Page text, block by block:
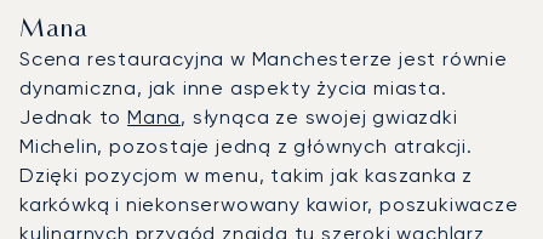
Mana
Scena restauracyjna w Manchesterze jest równie
dynamiczna, jak inne aspekty życia miasta.
Jednak toMana, słynąca ze swojej gwiazdki
Michelin, pozostaje jedną z głównych atrakcji.
Dzięki pozycjom w menu, takim jak kaszanka z
karkówką i niekonserwowany kawior, poszukiwacze
kulinarnych przygód znajdą tu szeroki wachlarz